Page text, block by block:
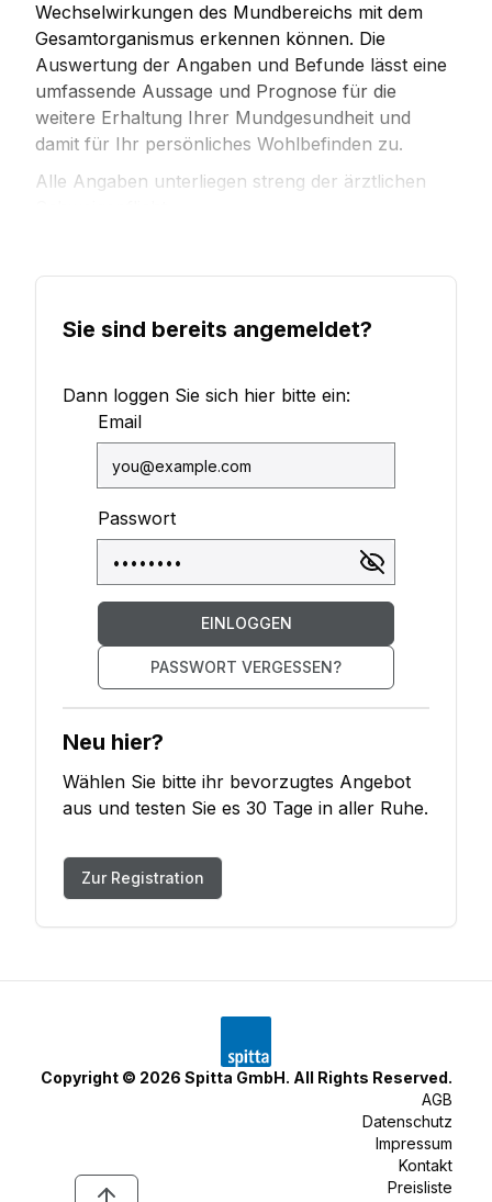
Wechselwirkungen des Mundbereichs mit dem
Gesamtorganismus erkennen können. Die
Auswertung der Angaben und Befunde lässt eine
umfassende Aussage und Prognose für die
weitere Erhaltung Ihrer Mundgesundheit und
damit für Ihr persönliches Wohlbefinden zu.
Alle Angaben unterliegen streng der ärztlichen
Sie sind bereits angemeldet?
Dann loggen Sie sich hier bitte ein:
Email
Passwort
EINLOGGEN
PASSWORT VERGESSEN?
Neu hier?
Wählen Sie bitte ihr bevorzugtes Angebot
aus und testen Sie es 30 Tage in aller Ruhe.
Zur Registration
Copyright © 2026 Spitta GmbH. All Rights Reserved.
AGB
Datenschutz
Impressum
Kontakt
Preisliste